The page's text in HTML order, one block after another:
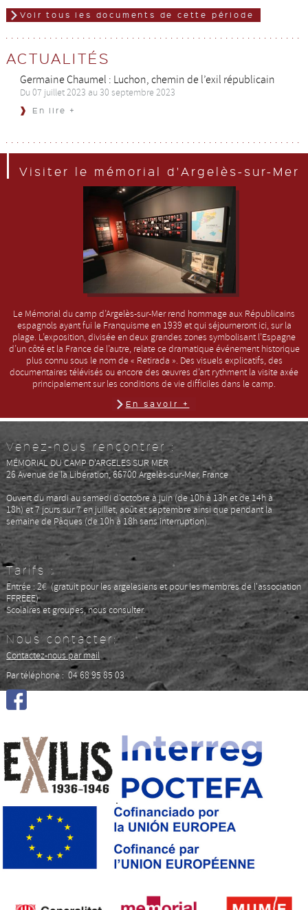
Voir tous les documents de cette période
ACTUALITÉS
Germaine Chaumel : Luchon, chemin de l’exil républicain
Du 07 juillet 2023 au 30 septembre 2023
En lire +
Visiter le mémorial d'Argelès-sur-Mer
Le Mémorial du camp d’Argelès-sur-Mer rend hommage aux Républicains
espagnols ayant fui le Franquisme en 1939 et qui séjourneront ici, sur la
plage. L’exposition, divisée en deux grandes zones symbolisant l’Espagne
d’un côté et la France de l’autre, relate ce dramatique événement historique
plus connu sous le nom de « Retirada ». Des visuels explicatifs, des
documentaires télévisés ou encore des œuvres d’art rythment la visite axée
principalement sur les conditions de vie difficiles dans le camp.
En savoir +
Venez-nous rencontrer :
MÉMORIAL DU CAMP D'ARGELES SUR MER
26 Avenue de la Libération, 66700 Argelès-sur-Mer, France
Ouvert du mardi au samedi d'octobre à juin (de 10h à 13h et de 14h à
18h)et 7 jours sur 7 en juillet, août et septembreainsi que pendant la
semaine de Pâques (de 10h à 18h sans interruption).
Tarifs :
Entrée : 2€ (gratuit pour les argelesiens et pour les membres de l'association
FFREEE)
Scolaires et groupes, nous consulter.
Nous contacter:
Contactez-nous par mail
Par téléphone : 04 68 95 85 03